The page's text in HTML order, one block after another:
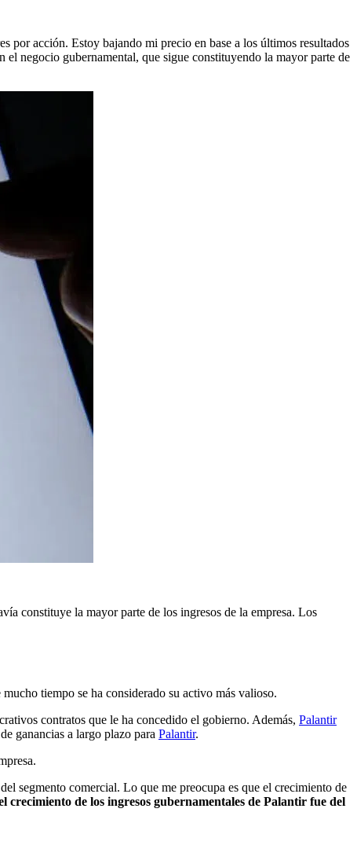
por acción. Estoy bajando mi precio en base a los últimos resultados
el negocio gubernamental, que sigue constituyendo la mayor parte de
constituye la mayor parte de los ingresos de la empresa. Los
tiempo se ha considerado su activo más valioso.
contratos que le ha concedido el gobierno. Además, Palantir
ganancias a largo plazo para Palantir.
segmento comercial. Lo que me preocupa es que el crecimiento de
crecimiento de los ingresos gubernamentales de Palantir fue del